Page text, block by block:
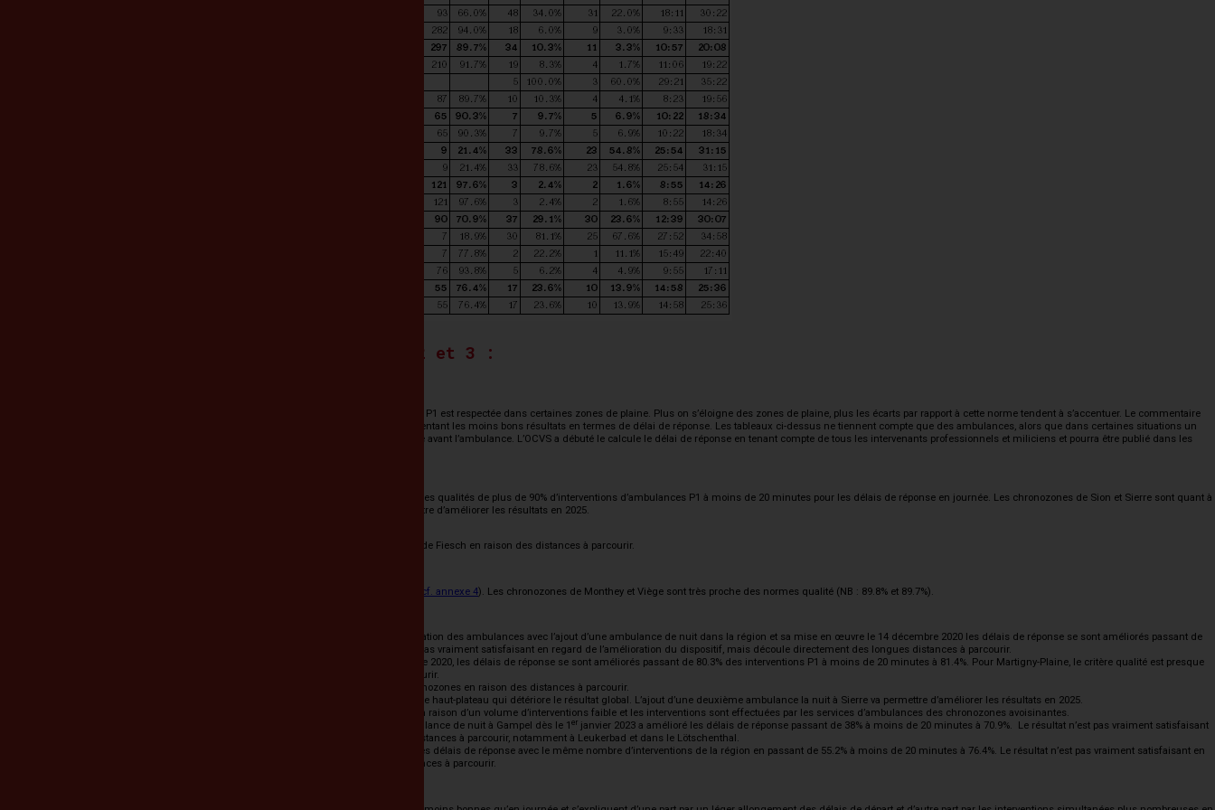
Taux
disponibilité
Annexe
7
:
Nombre
d’interventions
hors
chronozone
Commentaires et explications des tableaux 2 et 3 :
La norme visant un délai de réponse de moins de 20 minutes pour le 90% des interventions P1 est respectée dans certaines zones de plaine. Plus on s’éloigne des zones de plaine, plus les écarts par rapport à cette norme tendent à s’accentuer. Le commentaire
qui suit fournit une analyse de la situation des chronozones et des sous-chronozones présentant les moins bons résultats en termes de délai de réponse. Les tableaux ci-dessus ne tiennent compte que des ambulances, alors que dans certaines situations un
SMUR, un hélicoptère, un médecin SMUP ou un Advanced First Responders arrivent sur site avant l’ambulance. L’OCVS a débuté le calcule le délai de réponse en tenant compte de tous les intervenants professionnels et miliciens et pourra être publié dans les
Seule les chronozones de Monthey, Martigny, Viège, Zermatt et de Saas répondent aux critères qualités de plus de 90% d’interventions d’ambulances P1 à moins de 20 minutes pour les délais de réponse en journée. Les chronozones de Sion et Sierre sont quant à
elles, proches de ce résultat. L’ajout d’une troisième ambulance la journée à Sion va permettre d’améliorer les résultats en 2025.
Ces critères ne sont pas respectés dans les chronozones d’Entremont, Grächen, Gampel et de Fiesch en raison des distances à parcourir.
cf. annexe 4). Les chronozones de Monthey et Viège sont très proche des normes qualité (NB : 89.8% et 89.7%).
Entremont : suite à la décision du Conseil d’Etat relative à l’ajustement de la planification des ambulances avec l’ajout d’une ambulance de nuit dans la région et sa mise en œuvre le 14 décembre 2020 les délais de réponse se sont améliorés passant de
20-25% des interventions P1 à moins de 20 minutes à prêt de 60%. Le résultat n’est pas vraiment satisfaisant en regard de l’amélioration du dispositif, mais découle directement des longues distances à parcourir.
Martigny : suite à l’introduction de l’ambulance de nuit en Entremont le 14 décembre 2020, les délais de réponse se sont améliorés passant de 80.3% des interventions P1 à moins de 20 minutes à 81.4%. Pour Martigny-Plaine, le critère qualité est presque
atteint, mais pas pour les autres sous-chronozones en raison des distances à parcourir.
Sion : Le critère qualité est atteint pour la plaine, mais pas pour les autres sous-chronozones en raison des distances à parcourir.
Sierre : Si le délai de réponse est respecté en plaine de Sierre, c’est la moyenne sur le haut-plateau qui détériore le résultat global. L’ajout d’une deuxième ambulance la nuit à Sierre va permettre d’améliorer les résultats en 2025.
Grächen : Cette chronozone ne dispose pas d’ambulances de planification la nuit en raison d’un volume d’interventions faible et les interventions sont effectuées par les services d’ambulances des chronozones avoisinantes.
Gampel : la décision du Conseil d’Etat du 22 juin 2022 de mettre en place une ambulance de nuit à Gampel dès le 1 er janvier 2023 a amélioré les délais de réponse passant de 38% à moins de 20 minutes à 70.9%. Le résultat n’est pas vraiment satisfaisant
en regard de l’amélioration du dispositif, mais découle directement des longues distances à parcourir, notamment à Leukerbad et dans le Lötschenthal.
Fiesch : le déplacement de la base d’ambulances de Münster à Fiesch a amélioré les délais de réponse avec le même nombre d’interventions de la région en passant de 55.2% à moins de 20 minutes à 76.4%. Le résultat n’est pas vraiment satisfaisant en
regard de l’amélioration du dispositif, mais découle directement des longues distances à parcourir.